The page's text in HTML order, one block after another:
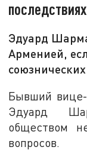
Эдуард
Арменией,
Бывший вице-
Эдуард
обществом
вопросов.